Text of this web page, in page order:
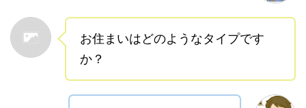
お住まいはどのようなタイプです
か？